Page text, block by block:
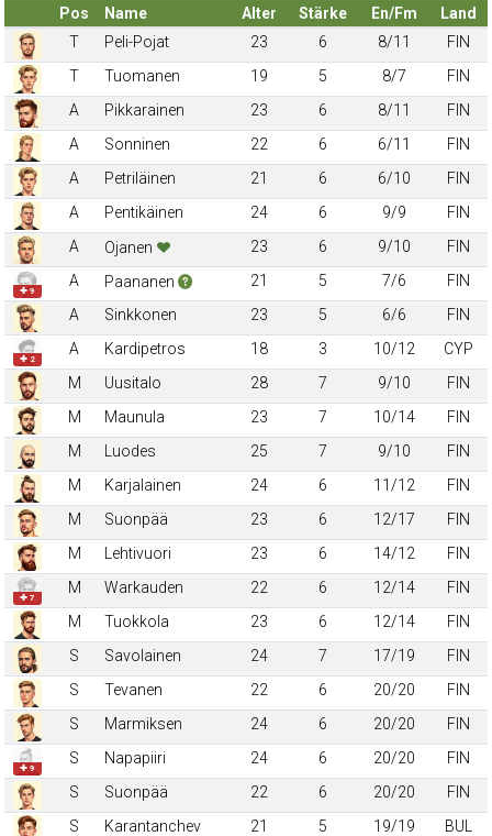
Pos Name Alter Stärke En/Fm
Land
T
Peli-Pojat 23 6 8/11
FIN
T
Tuomanen 19 5 8/7
FIN
A
Pikkarainen 23 6 8/11
FIN
A
Sonninen 22 6 6/11
FIN
A
Petriläinen 21 6 6/10
FIN
A
Pentikäinen 24 6 9/9
FIN
A
Ojanen 23 6 9/10 FIN
✚ 9
A Paananen 21 5 7/6
FIN
A
Sinkkonen 23 5 6/6 FIN
✚ 2
A Kardipetros 18 3 10/12
CYP
M
Uusitalo 28 7 9/10
FIN
M
Maunula 23 7 10/14
FIN
M
Luodes 25 7 9/10
FIN
M
Karjalainen 24 6 11/12
FIN
M
Suonpää 23 6 12/17
FIN
M
Lehtivuori 23 6 14/12 FIN
✚ 7
M Warkauden 22 6 12/14
FIN
M
Tuokkola 23 6 12/14
FIN
S
Savolainen 24 7 17/19
FIN
S
Tevanen 22 6 20/20
FIN
S
Marmiksen 24 6 20/20 FIN
✚ 9
S Napapiiri 24 6 20/20
FIN
S
Suonpää 22 6 20/20
FIN
S
Karantanchev 21 5 19/19 BUL